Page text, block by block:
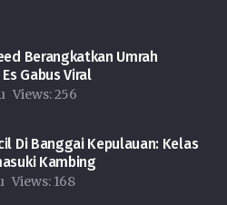
Berangkatkan Umrah
Gabus Viral
Views:256
Di Banggai Kepulauan: Kelas
Kambing
Views: 168